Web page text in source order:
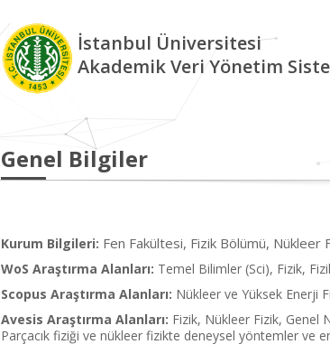
İstanbul Üniversitesi
Akademik Veri Yönetim
Genel Bilgiler
Kurum Bilgileri: Fen Fakültesi, Fizik Bölümü, Nükleer
WoS Araştırma Alanları: Temel Bilimler (Sci), Fizik,
Scopus Araştırma Alanları: Nükleer ve Yüksek Enerji
Avesis Araştırma Alanları: Fizik, Nükleer Fizik, Genel
Parçacık fiziği ve nükleer fizikte deneysel yöntemler ve